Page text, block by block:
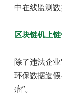
中在线监测
区块链机上
除了违法企
环保数据造
瘤”。